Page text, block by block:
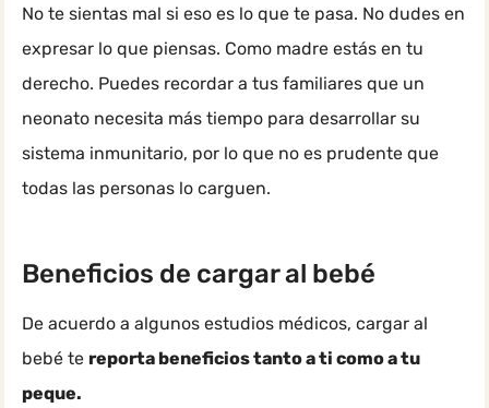
No te sientas mal si eso es lo que te pasa. No dudes en
expresar lo que piensas. Como madre estás en tu
derecho. Puedes recordar a tus familiares que un
neonato necesita más tiempo para desarrollar su
sistema inmunitario, por lo que no es prudente que
todas las personas lo carguen.
Beneficios de cargar al bebé
De acuerdo a algunos estudios médicos, cargar al
bebé te reporta beneficios tanto a ti como a tu
peque.